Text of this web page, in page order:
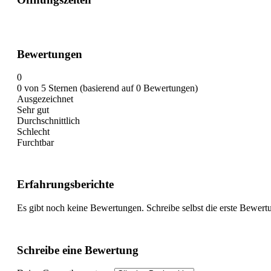
Bewertungen
0
0 von 5 Sternen (basierend auf 0 Bewertungen)
Ausgezeichnet
Sehr gut
Durchschnittlich
Schlecht
Furchtbar
Erfahrungsberichte
Es gibt noch keine Bewertungen. Schreibe selbst die erste
Schreibe eine Bewertung